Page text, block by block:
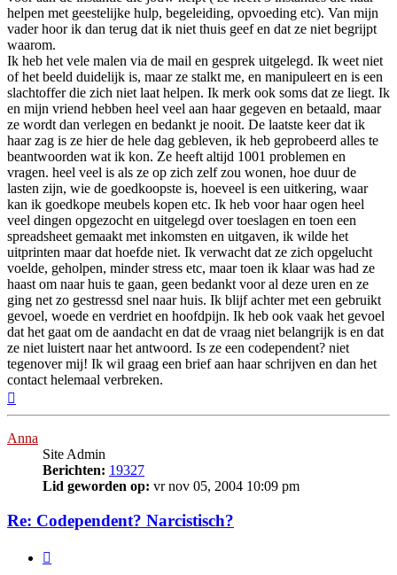
helpen met geestelijke hulp, begeleiding, opvoeding etc). Van mijn
vader hoor ik dan terug dat ik niet thuis geef en dat ze niet begrijpt
waarom.
Ik heb het vele malen via de mail en gesprek uitgelegd. Ik weet niet
of het beeld duidelijk is, maar ze stalkt me, en manipuleert en is een
slachtoffer die zich niet laat helpen. Ik merk ook soms dat ze liegt. Ik
en mijn vriend hebben heel veel aan haar gegeven en betaald, maar
ze wordt dan verlegen en bedankt je nooit. De laatste keer dat ik
haar zag is ze hier de hele dag gebleven, ik heb geprobeerd alles te
beantwoorden wat ik kon. Ze heeft altijd 1001 problemen en
vragen. heel veel is als ze op zich zelf zou wonen, hoe duur de
lasten zijn, wie de goedkoopste is, hoeveel is een uitkering, waar
kan ik goedkope meubels kopen etc. Ik heb voor haar ogen heel
veel dingen opgezocht en uitgelegd over toeslagen en toen een
spreadsheet gemaakt met inkomsten en uitgaven, ik wilde het
uitprinten maar dat hoefde niet. Ik verwacht dat ze zich opgelucht
voelde, geholpen, minder stress etc, maar toen ik klaar was had ze
haast om naar huis te gaan, geen bedankt voor al deze uren en ze
ging net zo gestressd snel naar huis. Ik blijf achter met een gebruikt
gevoel, woede en verdriet en hoofdpijn. Ik heb ook vaak het gevoel
dat het gaat om de aandacht en dat de vraag niet belangrijk is en dat
ze niet luistert naar het antwoord. Is ze een codependent? niet
tegenover mij! Ik wil graag een brief aan haar schrijven en dan het
contact helemaal verbreken.
Anna
Site Admin
Berichten: 19327
Lid geworden op: vr nov 05, 2004 10:09 pm
Re: Codependent? Narcistisch?